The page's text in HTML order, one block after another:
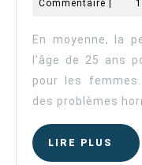
Commentaire |
En moyenne, la
l’âge de 25 ans
pour les
des problèmes
LIRE PLUS